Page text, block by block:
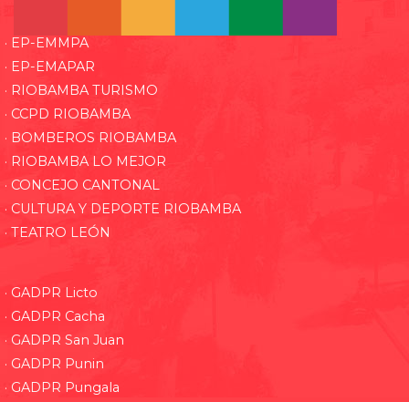
· EP-EMMPA
· EP-EMAPAR
· RIOBAMBA TURISMO
· CCPD RIOBAMBA
· BOMBEROS RIOBAMBA
· RIOBAMBA LO MEJOR
· CONCEJO CANTONAL
· CULTURA Y DEPORTE RIOBAMBA
· TEATRO LEÓN
· GADPR Licto
· GADPR Cacha
· GADPR San Juan
· GADPR Punin
· GADPR Pungala